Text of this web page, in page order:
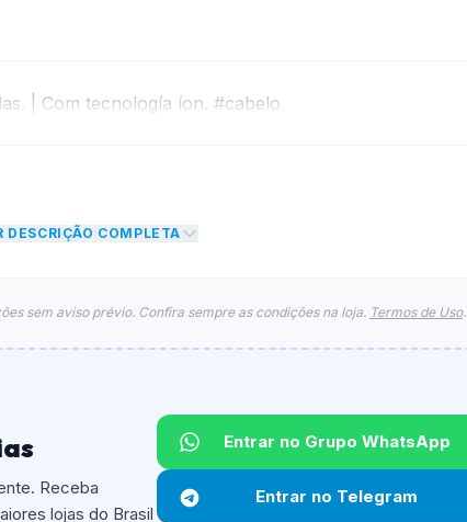
| Com tecnología íon. #cabelo
DESCRIÇÃO COMPLETA
sem aviso prévio. Confira sempre as condições na loja. Termos de Uso.
Receba
lojas do Brasil
Entrar no Grupo WhatsApp
Entrar no Telegram